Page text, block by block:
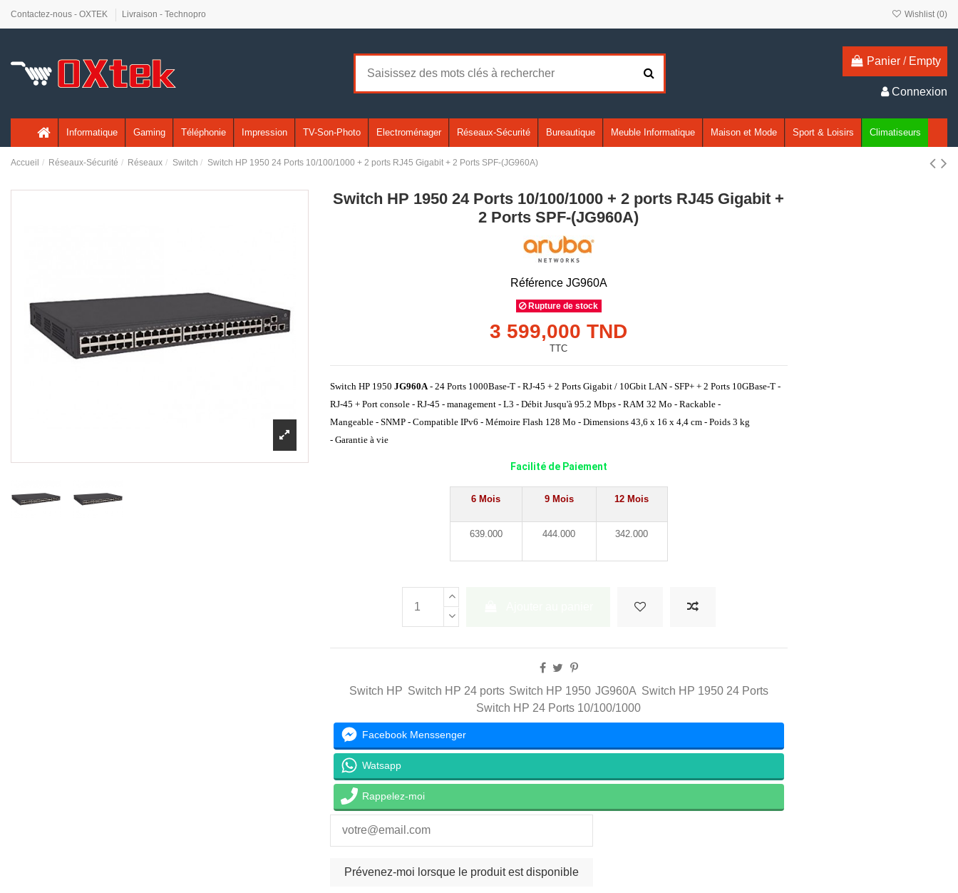
Contactez-nous - OXTEK Livraison - Technopro Wishlist (0)
Panier / Empty
Connexion
Informatique Gaming Téléphonie Impression TV-Son-Photo Electroménager Réseaux-Sécurité Bureautique Meuble Informatique Maison et Mode Sport & Loisirs Climatiseurs
Accueil Réseaux-Sécurité Réseaux Switch Switch HP 1950 24 Ports 10/100/1000 + 2 ports RJ45 Gigabit + 2 Ports SPF-(JG960A)
Switch HP 1950 24 Ports 10/100/1000 + 2 ports RJ45 Gigabit +
2 Ports SPF-(JG960A)
Référence JG960A
Rupture de stock
3 599,000 TND
TTC
Switch HP 1950 JG960A- 24 Ports 1000Base-T - RJ-45 + 2 Ports Gigabit / 10Gbit LAN - SFP+ + 2 Ports 10GBase-T -
RJ-45 + Port console - RJ-45 - management - L3 - Débit Jusqu'à 95.2 Mbps - RAM 32 Mo - Rackable -
Mangeable- SNMP - Compatible IPv6 - Mémoire Flash 128 Mo - Dimensions 43,6 x 16 x 4,4 cm - Poids 3 kg
- Garantie à vie
Facilité de Paiement
6 Mois 9 Mois 12 Mois
639.000 444.000 342.000
Switch HP Switch HP 24 ports Switch HP 1950 JG960A Switch HP 1950 24 Ports
Switch HP 24 Ports 10/100/1000
Facebook Menssenger
Watsapp
Rappelez-moi